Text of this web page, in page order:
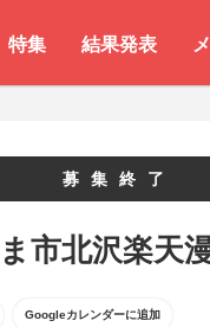
特集 結果発表
募集終了
市北沢楽天
Googleカレンダーに追加